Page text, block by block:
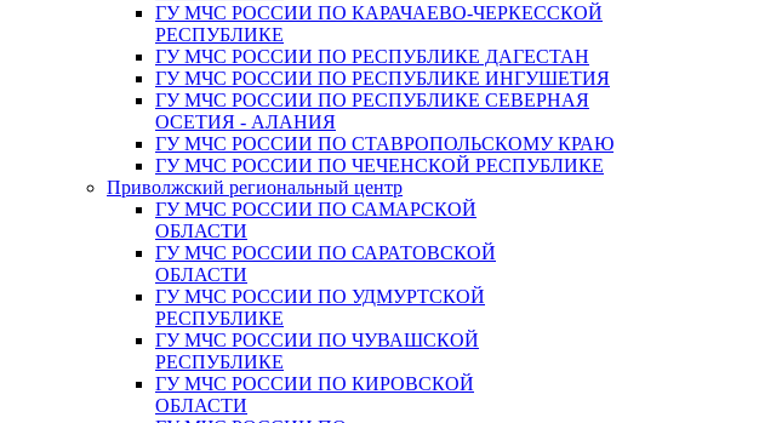
ГУ МЧС РОССИИ ПО КАРАЧАЕВО-ЧЕРКЕССКОЙ
РЕСПУБЛИКЕ
ГУ МЧС РОССИИ ПО РЕСПУБЛИКЕ ДАГЕСТАН
ГУ МЧС РОССИИ ПО РЕСПУБЛИКЕ ИНГУШЕТИЯ
ГУ МЧС РОССИИ ПО РЕСПУБЛИКЕ СЕВЕРНАЯ
ОСЕТИЯ - АЛАНИЯ
ГУ МЧС РОССИИ ПО СТАВРОПОЛЬСКОМУ КРАЮ
ГУ МЧС РОССИИ ПО ЧЕЧЕНСКОЙ РЕСПУБЛИКЕ
Приволжский региональный центр
ГУ МЧС РОССИИ ПО САМАРСКОЙ
ОБЛАСТИ
ГУ МЧС РОССИИ ПО САРАТОВСКОЙ
ОБЛАСТИ
ГУ МЧС РОССИИ ПО УДМУРТСКОЙ
РЕСПУБЛИКЕ
ГУ МЧС РОССИИ ПО ЧУВАШСКОЙ
РЕСПУБЛИКЕ
ГУ МЧС РОССИИ ПО КИРОВСКОЙ
ОБЛАСТИ